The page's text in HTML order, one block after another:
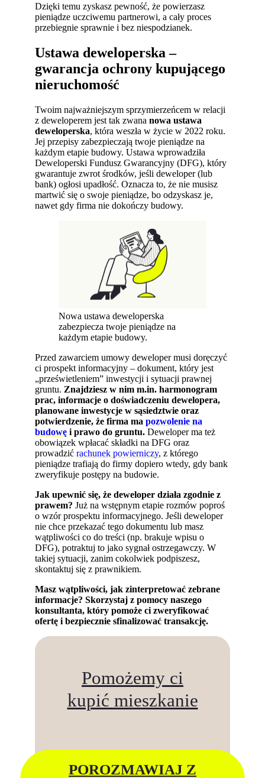
Dzięki temu zyskasz pewność, że powierzasz
pieniądze uczciwemu partnerowi, a cały proces
przebiegnie sprawnie i bez niespodzianek.
Ustawa deweloperska –
gwarancja ochrony kupującego
nieruchomość
Twoim najważniejszym sprzymierzeńcem w relacji
z deweloperem jest tak zwananowa ustawa
deweloperska, która weszła w życie w 2022 roku.
Jej przepisy zabezpieczają twoje pieniądze na
każdym etapie budowy. Ustawa wprowadziła
Deweloperski Fundusz Gwarancyjny (DFG), który
gwarantuje zwrot środków, jeśli deweloper (lub
bank) ogłosi upadłość. Oznacza to, że nie musisz
martwić się o swoje pieniądze, bo odzyskasz je,
nawet gdy firma nie dokończy budowy.
Nowa ustawa deweloperska
zabezpiecza twoje pieniądze na
każdym etapie budowy.
Przed zawarciem umowy deweloper musi doręczyć
ci prospekt informacyjny – dokument, który jest
„prześwietleniem” inwestycji i sytuacji prawnej
gruntu. Znajdziesz w nim m.in. harmonogram
prac, informacje o doświadczeniu dewelopera,
planowane inwestycje w sąsiedztwie oraz
potwierdzenie, że firma mapozwolenie na
budowę i prawo do gruntu. Deweloper ma też
obowiązek wpłacać składki na DFG oraz
prowadzićrachunek powierniczy, z którego
pieniądze trafiają do firmy dopiero wtedy, gdy bank
zweryfikuje postępy na budowie.
Jak upewnić się, że deweloper działa zgodnie z
prawem?Już na wstępnym etapie rozmów poproś
o wzór prospektu informacyjnego. Jeśli deweloper
nie chce przekazać tego dokumentu lub masz
wątpliwości co do treści (np. brakuje wpisu o
DFG), potraktuj to jako sygnał ostrzegawczy. W
takiej sytuacji, zanim cokolwiek podpiszesz,
skontaktuj się z prawnikiem.
Masz wątpliwości, jak zinterpretować zebrane
informacje? Skorzystaj z pomocy naszego
konsultanta, który pomoże ci zweryfikować
ofertę i bezpiecznie sfinalizować transakcję.
Pomożemy ci
kupić mieszkanie
POROZMAWIAJ Z